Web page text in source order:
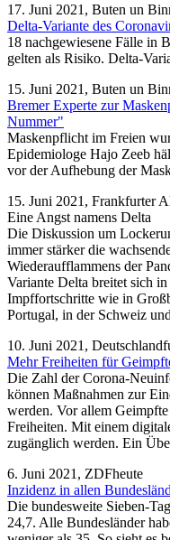
17. Juni 2021, Buten un
Delta-Variante des
18 nachgewiesene Fälle in
gelten als Risiko. Delta-
15. Juni 2021, Buten un
Bremer Experte zur
Nummer"
Maskenpflicht im Freien
Epidemiologe Hajo Zeeb
vor der Aufhebung der
15. Juni 2021, Frankfurter
Eine Angst namens Delta
Die Diskussion um
immer stärker die
Wiederaufflammens der
Variante Delta breitet sich
Impffortschritte wie in
Portugal, in der Schweiz
10. Juni 2021,
Mehr Freiheiten für
Die Zahl der Corona-
können Maßnahmen zur
werden. Vor allem
Freiheiten. Mit einem
zugänglich werden. Ein
6. Juni 2021, ZDFheute
Inzidenz in allen
Die bundesweite Sieben-
24,7. Alle Bundesländer